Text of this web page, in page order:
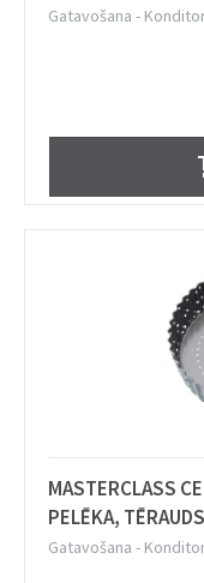
Gatavošana -
MASTERCLASS
PELĒKA,
Gatavošana -